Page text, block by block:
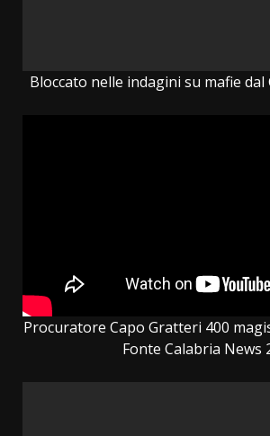
Bloccato nelle indagini su mafie dal
Procuratore Capo Gratteri 400
Fonte Calabria News